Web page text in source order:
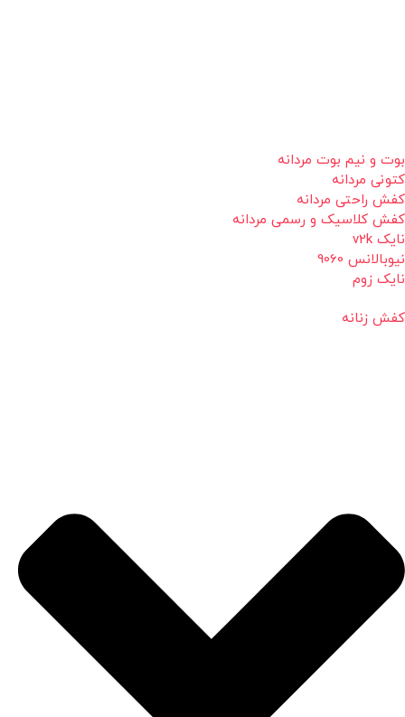
بوت و نیم بوت مردانه
کتونی مردانه
کفش راحتی مردانه
کفش کلاسیک و رسمی مردانه
نایک v2k
نیوبالانس 9060
نایک زوم
کفش زنانه